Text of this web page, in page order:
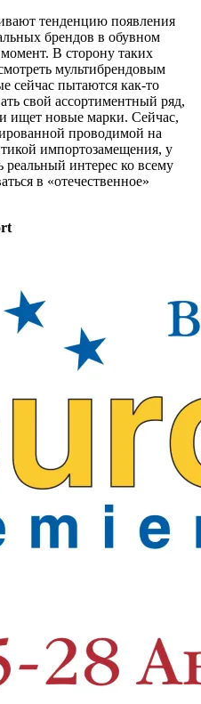
тенденцию появления
брендов в обувном
В сторону таких
мультибрендовым
сейчас пытаются как-то
свой ассортиментный ряд,
ищет новые марки. Сейчас,
проводимой на
импортозамещения, у
реальный интерес ко всему
в «отечественное»